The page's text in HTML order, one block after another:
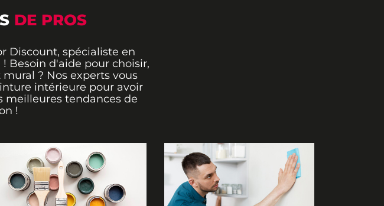
DE PROS
Discount, spécialiste en
Besoin d'aide pour choisir,
? Nos experts vous
intérieure pour avoir
meilleures tendances de
!